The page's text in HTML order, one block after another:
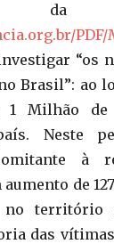
da
PDF/
“os
Brasil”: ao
Milhão de
Neste
à
de
no território
das